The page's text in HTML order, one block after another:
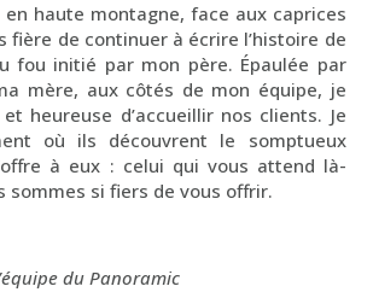
en haute montagne, face aux caprices
fière de continuer à écrire l’histoire de
fou initié par mon père. Épaulée par
mère, aux côtés de mon équipe, je
heureuse d’accueillir nos clients. Je
où ils découvrent le somptueux
à eux : celui qui vous attend là-
sommes si fiers de vous offrir.
du Panoramic